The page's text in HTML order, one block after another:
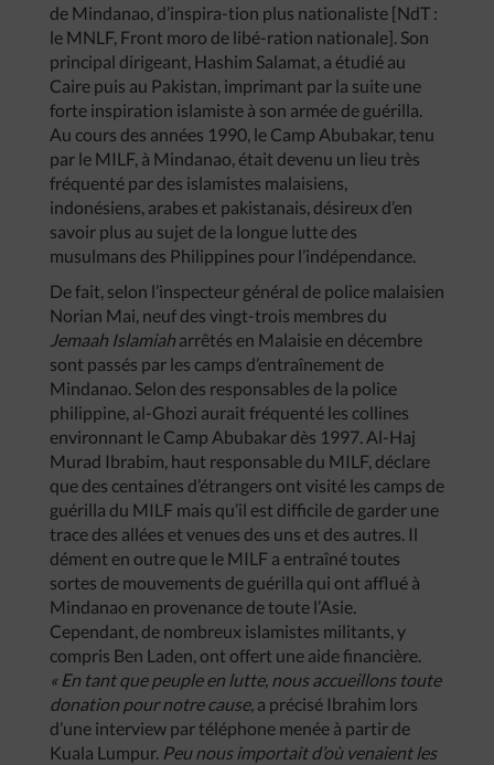
de Mindanao, d’inspira-tion plus nationaliste [NdT :
le MNLF, Front moro de libé-ration nationale]. Son
principal dirigeant, Hashim Salamat, a étudié au
Caire puis au Pakistan, imprimant par la suite une
forte inspiration islamiste à son armée de guérilla.
Au cours des années 1990, le Camp Abubakar, tenu
par le MILF, à Mindanao, était devenu un lieu très
fréquenté par des islamistes malaisiens,
indonésiens, arabes et pakistanais, désireux d’en
savoir plus au sujet de la longue lutte des
musulmans des Philippines pour l’indépendance.
De fait, selon l’inspecteur général de police malaisien
Norian Mai, neuf des vingt-trois membres du
Jemaah Islamiah arrêtés en Malaisie en décembre
sont passés par les camps d’entraînement de
Mindanao. Selon des responsables de la police
philippine, al-Ghozi aurait fréquenté les collines
environnant le Camp Abubakar dès 1997. Al-Haj
Murad Ibrabim, haut responsable du MILF, déclare
que des centaines d’étrangers ont visité les camps de
guérilla du MILF mais qu’il est difficile de garder une
trace des allées et venues des uns et des autres. Il
dément en outre que le MILF a entraîné toutes
sortes de mouvements de guérilla qui ont afflué à
Mindanao en provenance de toute l’Asie.
Cependant, de nombreux islamistes militants, y
compris Ben Laden, ont offert une aide financière.
« En tant que peuple en lutte, nous accueillons toute
donation pour notre cause, a précisé Ibrahim lors
d’une interview par téléphone menée à partir de
Kuala Lumpur. Peu nous importait d’où venaient les